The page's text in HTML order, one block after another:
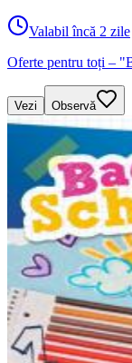
Valabil încă 2 zile
Oferte pentru toți –
Vezi Observă